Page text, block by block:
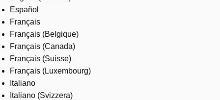
Español
Français
Français (Belgique)
Français (Canada)
Français (Suisse)
Français (Luxembourg)
Italiano
Italiano (Svizzera)